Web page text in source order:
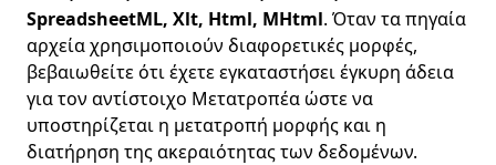
SpreadsheetML, Xlt, Html, MHtml. Όταν τα πηγαία
αρχεία χρησιμοποιούν διαφορετικές μορφές,
βεβαιωθείτε ότι έχετε εγκαταστήσει έγκυρη άδεια
για τον αντίστοιχο Μετατροπέα ώστε να
υποστηρίζεται η μετατροπή μορφής και η
διατήρηση της ακεραιότητας των δεδομένων.